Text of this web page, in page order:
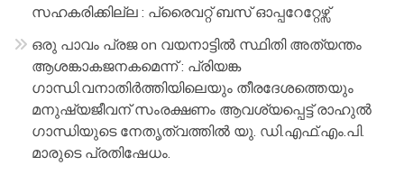
സഹകരിക്കില്ല : പ്രൈവറ്റ് ബസ് ഓപ്പറേറ്റേഴ്സ്
ഒരു പാവം പ്രജon വയനാട്ടിൽ സ്ഥിതി അത്യന്തം
ആശങ്കാകജനകമെന്ന് : പ്രിയങ്ക
ഗാന്ധി.വനാതിർത്തിയിലെയും തീരദേശത്തെയും
മനുഷ്യജീവന് സംരക്ഷണം ആവശ്യപ്പെട്ട് രാഹുൽ
ഗാന്ധിയുടെ നേതൃത്വത്തിൽ യു. ഡി.എഫ്.എം.പി.
മാരുടെ പ്രതിഷേധം.